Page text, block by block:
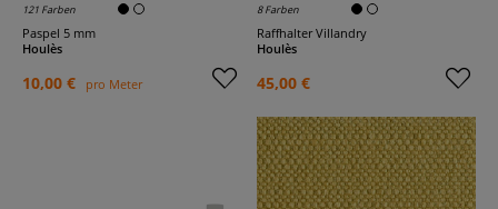
121 Farben
Paspel 5 mm
Houlès
10,00 € pro Meter
8 Farben
Raffhalter Villandry
Houlès
45,00 €